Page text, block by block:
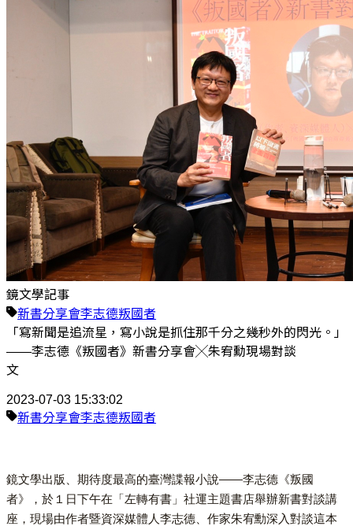
鏡文學記事
新書分享會李志德叛國者
「寫新聞是追流星，寫小說是抓住那千分之幾秒外的閃光。」
——李志德《叛國者》新書分享會╳朱宥勳現場對談
文
2023-07-03 15:33:02
新書分享會李志德叛國者
鏡文學出版、期待度最高的臺灣諜報小說——李志德《叛國
者》，於１日下午在「左轉有書」社運主題書店舉辦新書對談講
座，現場由作者暨資深媒體人李志德、作家朱宥勳深入對談這本